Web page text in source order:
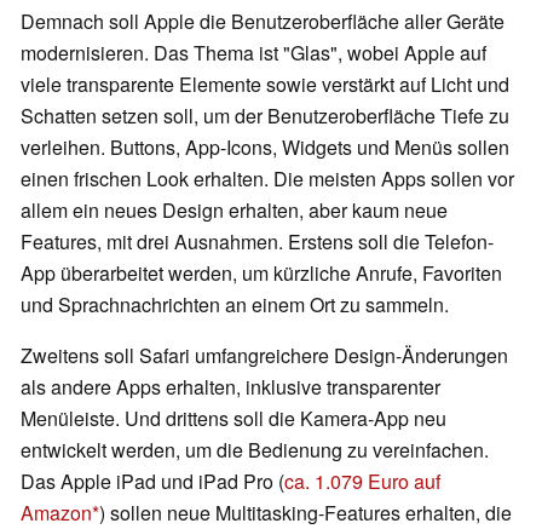
Demnach soll Apple die Benutzeroberfläche aller Geräte
modernisieren. Das Thema ist "Glas", wobei Apple auf
viele transparente Elemente sowie verstärkt auf Licht und
Schatten setzen soll, um der Benutzeroberfläche Tiefe zu
verleihen. Buttons, App-Icons, Widgets und Menüs sollen
einen frischen Look erhalten. Die meisten Apps sollen vor
allem ein neues Design erhalten, aber kaum neue
Features, mit drei Ausnahmen. Erstens soll die Telefon-
App überarbeitet werden, um kürzliche Anrufe, Favoriten
und Sprachnachrichten an einem Ort zu sammeln.
Zweitens soll Safari umfangreichere Design-Änderungen
als andere Apps erhalten, inklusive transparenter
Menüleiste. Und drittens soll die Kamera-App neu
entwickelt werden, um die Bedienung zu vereinfachen.
Das Apple iPad und iPad Pro (ca. 1.079 Euro auf
Amazon ) sollen neue Multitasking-Features erhalten, die